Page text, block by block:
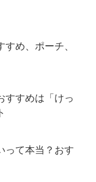
め、ポーチ、
すすめは「けっ
って本当？おす